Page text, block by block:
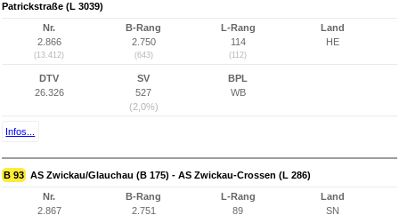
Patrickstraße (L 3039)
Nr.
2.866
(13.412)
B-Rang
2.750
(643)
L-Rang
114
(112)
Land
HE
DTV
26.326
SV
527
(2,0%)
BPL
WB
Infos...
B 93 AS Zwickau/Glauchau (B 175) - AS Zwickau-Crossen (L 286)
Nr.
2.867
B-Rang
2.751
L-Rang
89
Land
SN